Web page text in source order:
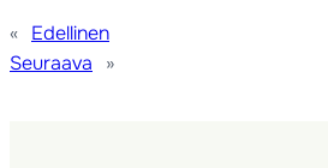
« Edellinen
Seuraava
»